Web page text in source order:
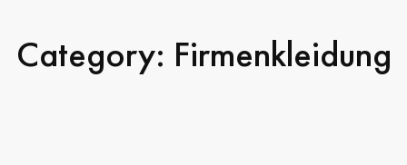
Category: Firmenkleidung